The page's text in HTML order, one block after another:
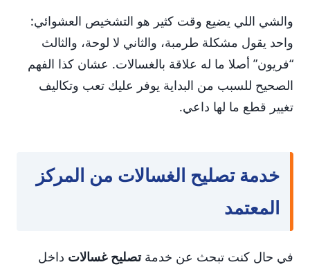
والشي اللي يضيع وقت كثير هو التشخيص العشوائي:
واحد يقول مشكلة طرمبة، والثاني لا لوحة، والثالث
“فريون” أصلا ما له علاقة بالغسالات. عشان كذا الفهم
الصحيح للسبب من البداية يوفر عليك تعب وتكاليف
تغيير قطع ما لها داعي.
خدمة تصليح الغسالات من المركز
المعتمد
في حال كنت تبحث عن خدمةتصليح غسالات داخل